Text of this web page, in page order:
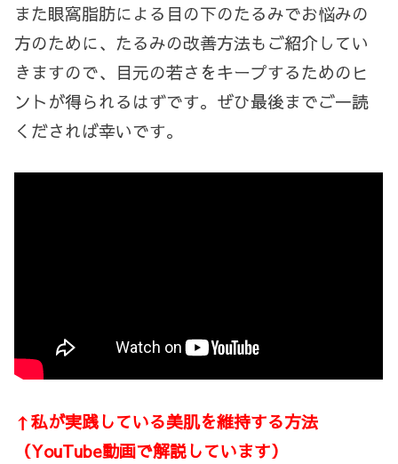
また眼窩脂肪による目の下のたるみでお悩みの
方のために、たるみの改善方法もご紹介してい
きますので、目元の若さをキープするためのヒ
ントが得られるはずです。ぜひ最後までご一読
くだされば幸いです。
↑私が実践している美肌を維持する方法
（YouTube動画で解説しています）